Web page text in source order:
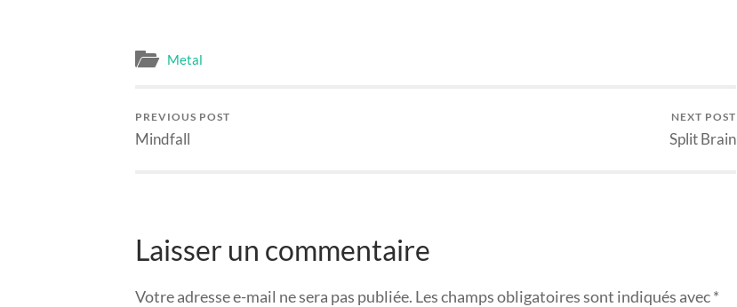
Metal
PREVIOUS POST
Mindfall
NEXT POST
Split Brain
Laisser un commentaire
Votre adresse e-mail ne sera pas publiée. Les champs obligatoires sont indiqués avec*